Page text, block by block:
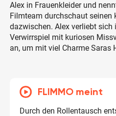
Alex in Frauenkleider und
Filmteam durchschaut seinen
dazwischen. Alex verliebt
Verwirrspiel mit kuriosen
an, um mit viel Charme Saras
FLIMMO meint
Durch den Rollentausch